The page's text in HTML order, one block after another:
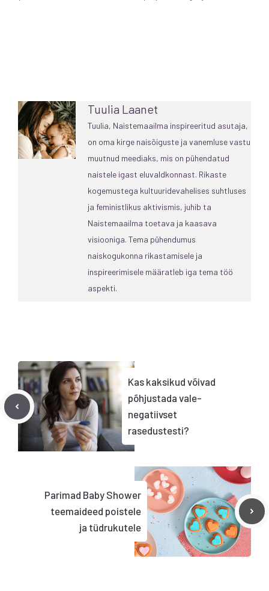
Tuulia Laanet
Tuulia, Naistemaailma inspireeritud asutaja,
on oma kirge naisõiguste ja vanemluse vastu
muutnud meediaks, mis on pühendatud
naistele igast eluvaldkonnast. Rikaste
kogemustega kultuuridevahelises suhtluses
ja feministlikus aktivismis, juhib ta
Naistemaailma toetava ja kaasava
visiooniga. Tema pühendumus
naiskogukonna rikastamisele ja
inspireerimisele määratleb iga tema töö
aspekti.
Kas kaksikud võivad
põhjustada vale-
negatiivset
rasedustesti?
Parimad Baby Shower
teemaideed poistele
ja tüdrukutele